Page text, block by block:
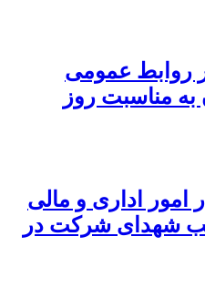
روابط عمومی
مناسبت روز
امور اداری و مالی
شهدای شرکت در